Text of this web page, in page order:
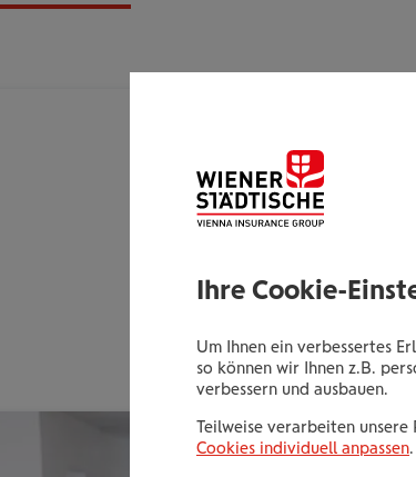
Tel.:
E-
Ihre Cookie-
Um Ihnen ein verbessertes
so können wir Ihnen z.B.
verbessern und ausbauen.
Teilweise verarbeiten
Cookies individuell anpassen.